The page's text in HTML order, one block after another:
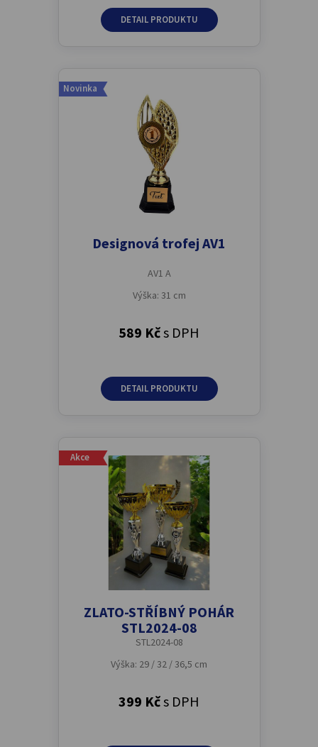
DETAIL PRODUKTU
Novinka
Designová trofej AV1
AV1 A
Výška: 31 cm
589 Kčs DPH
DETAIL PRODUKTU
Akce
ZLATO-STŘÍBNÝ POHÁR
STL2024-08
STL2024-08
Výška: 29 / 32 / 36,5 cm
399 Kčs DPH